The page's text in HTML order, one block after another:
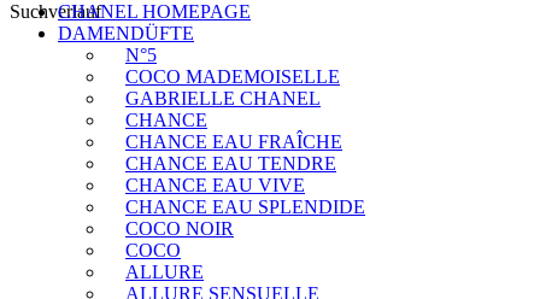
SuchverlaufCHANEL HOMEPAGE
DAMENDÜFTE
N°5
COCO MADEMOISELLE
GABRIELLE CHANEL
CHANCE
CHANCE EAU FRAÎCHE
CHANCE EAU TENDRE
CHANCE EAU VIVE
CHANCE EAU SPLENDIDE
COCO NOIR
COCO
ALLURE
ALLURE SENSUELLE